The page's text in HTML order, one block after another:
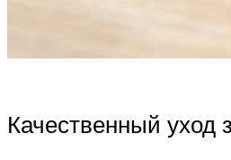
Качественный уход